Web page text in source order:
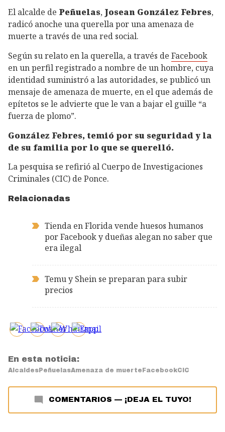
El alcalde de Peñuelas, Josean González Febres,
radicó anoche una querella por una amenaza de
muerte a través de una red social.
Según su relato en la querella, a través de Facebook
en un perfil registrado a nombre de un hombre, cuya
identidad suministró a las autoridades, se publicó un
mensaje de amenaza de muerte, en el que además de
epítetos se le advierte que le van a bajar el guille “a
fuerza de plomo”.
González Febres, temió por su seguridad y la
de su familia por lo que se querelló.
La pesquisa se refirió al Cuerpo de Investigaciones
Criminales (CIC) de Ponce.
Relacionadas
Tienda en Florida vende huesos humanos
por Facebook y dueñas alegan no saber que
era ilegal
Temu y Shein se preparan para subir
precios
En esta noticia:
Alcaldes PeñuelasAmenaza de muerte FacebookCIC
COMENTARIOS — ¡DEJA EL TUYO!